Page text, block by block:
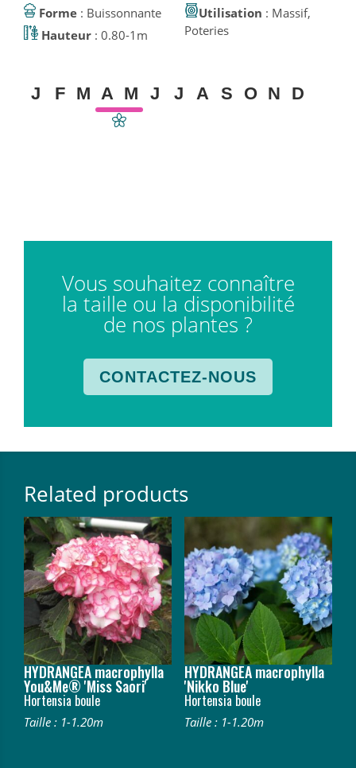
Forme
: Buissonnante
Hauteur : 0.80-1m
Utilisation : Massif,
Poteries
J F M A M J J A S O N D
Vous souhaitez connaître
la taille ou la disponibilité
de nos plantes ?
CONTACTEZ-NOUS
Related products
HYDRANGEA macrophylla
You&Me® 'Miss Saori'
Hortensia boule
Taille : 1-1.20m
HYDRANGEA macrophylla
'Nikko Blue'
Hortensia boule
Taille : 1-1.20m